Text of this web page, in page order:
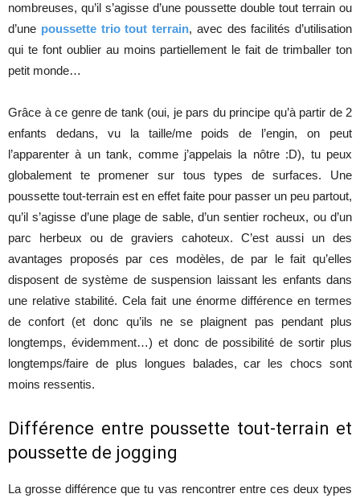
nombreuses, qu’il s’agisse d’une poussette double tout terrain ou
d’une poussette trio tout terrain, avec des facilités d’utilisation
qui te font oublier au moins partiellement le fait de trimballer ton
petit monde…
Grâce à ce genre de tank (oui, je pars du principe qu’à partir de 2
enfants dedans, vu la taille/me poids de l’engin, on peut
l’apparenter à un tank, comme j’appelais la nôtre :D), tu peux
globalement te promener sur tous types de surfaces. Une
poussette tout-terrain est en effet faite pour passer un peu partout,
qu’il s’agisse d’une plage de sable, d’un sentier rocheux, ou d’un
parc herbeux ou de graviers cahoteux. C’est aussi un des
avantages proposés par ces modèles, de par le fait qu’elles
disposent de système de suspension laissant les enfants dans
une relative stabilité. Cela fait une énorme différence en termes
de confort (et donc qu’ils ne se plaignent pas pendant plus
longtemps, évidemment…) et donc de possibilité de sortir plus
longtemps/faire de plus longues balades, car les chocs sont
moins ressentis.
Différence entre poussette tout-terrain et
poussette de jogging
La grosse différence que tu vas rencontrer entre ces deux types